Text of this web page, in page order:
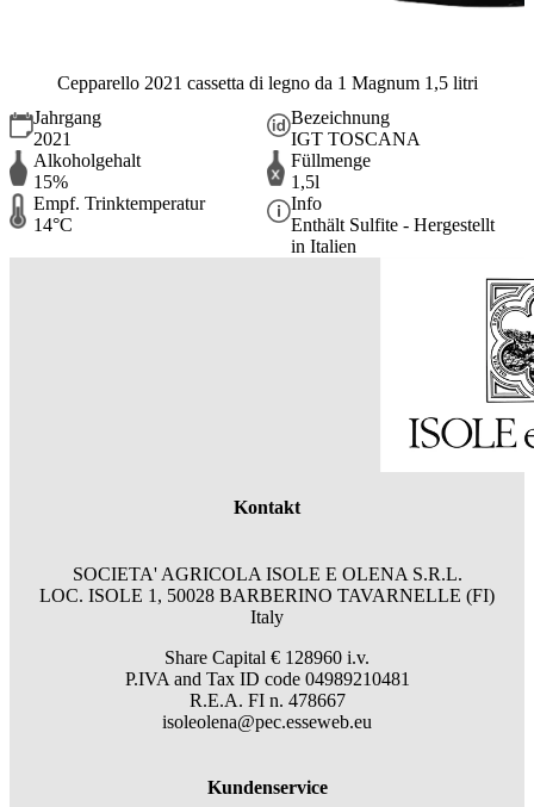
Cepparello 2021 cassetta di legno da 1 Magnum 1,5 litri
Jahrgang
2021
Bezeichnung
IGT TOSCANA
Alkoholgehalt
15%
Füllmenge
1,5l
Empf. Trinktemperatur
14°C
Info
Enthält Sulfite - Hergestellt
in Italien
Kontakt
SOCIETA' AGRICOLA ISOLE E OLENA S.R.L.
LOC. ISOLE 1, 50028 BARBERINO TAVARNELLE (FI)
Italy
Share Capital € 128960 i.v.
P.IVA and Tax ID code 04989210481
R.E.A. FI n. 478667
isoleolena@pec.esseweb.eu
Kundenservice